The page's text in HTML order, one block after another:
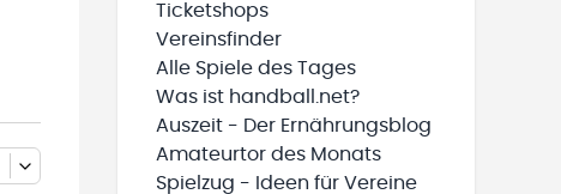
Ticketshops
Vereinsfinder
Alle Spiele des Tages
Was ist handball.net?
Auszeit - Der Ernährungsblog
Amateurtor des Monats
Spielzug - Ideen für Vereine